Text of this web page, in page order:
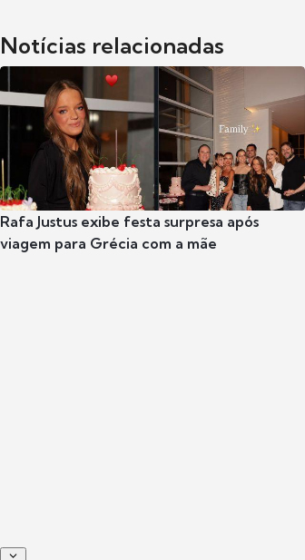
Notícias relacionadas
Rafa Justus exibe festa surpresa após
viagem para Grécia com a mãe